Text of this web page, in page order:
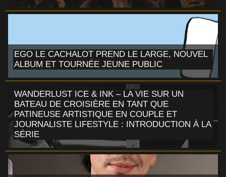
EGO LE CACHALOT PREND LE LARGE, NOUVEL
ALBUM ET TOURNÉE JEUNE PUBLIC
WANDERLUST ICE & INK – LA VIE SUR UN
BATEAU DE CROISIÈRE EN TANT QUE
PATINEUSE ARTISTIQUE EN COUPLE ET
JOURNALISTE LIFESTYLE : INTRODUCTION À LA
SÉRIE